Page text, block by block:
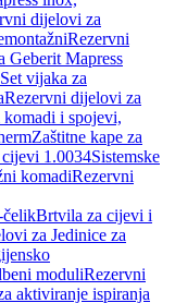
dijelovi za
Rezervni
Geberit Mapress
Set vijaka za
Rezervni dijelovi za
i spojevi,
Zaštitne kape za
cijevi 1.0034Sistemske
komadiRezervni
čelikBrtvila za cijevi i
za Jedinice za
moduliRezervni
aktiviranje ispiranja